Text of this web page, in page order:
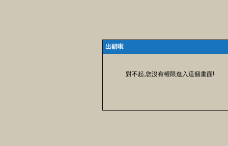
出錯啦
對不起,您沒有權限進入這個畫面!